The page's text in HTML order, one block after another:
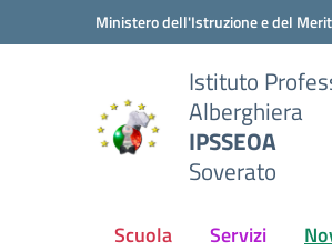
Vai ai contenuti
Vai al menu di navigazioneMinistero dell'Istruzione e del
Istituto
Alberghiera
IPSSEOA
Soverato
Scuola Servizi